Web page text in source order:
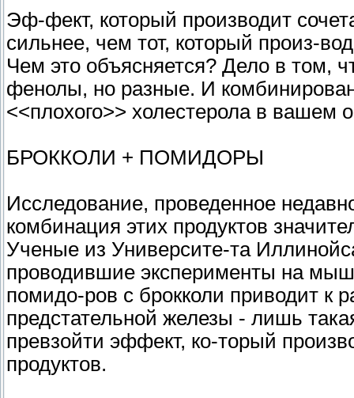
Эф-фект, который производит
сильнее, чем тот, который произ-
Чем это объясняется? Дело в том,
фенолы, но разные. И
<<плохого>> холестерола в вашем
БРОККОЛИ + ПОМИДОРЫ
Исследование, проведенное
комбинация этих продуктов
Ученые из Университе-та
проводившие эксперименты на
помидо-ров с брокколи приводит к
предстательной железы - лишь
превзойти эффект, ко-торый
продуктов.